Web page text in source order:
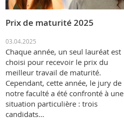
Prix de maturité 2025
03.04.2025
Chaque année, un seul lauréat est
choisi pour recevoir le prix du
meilleur travail de maturité.
Cependant, cette année, le jury de
notre faculté a été confronté à une
situation particulière : trois
candidats…